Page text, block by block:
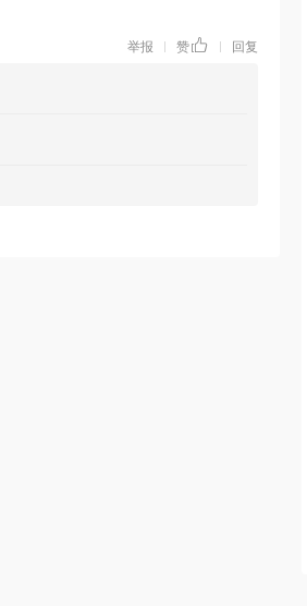
举报 | 赞 | 回复